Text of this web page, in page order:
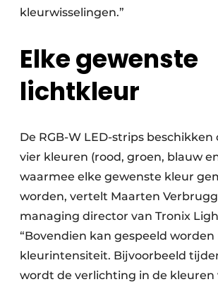
kleurwisselingen.”
Elke gewenste
lichtkleur
De RGB-W LED-strips beschikken
vier kleuren (rood, groen, blauw
waarmee elke gewenste kleur
worden, vertelt Maarten
managing director van Tronix
“Bovendien kan gespeeld
kleurintensiteit. Bijvoorbeeld
wordt de verlichting in de kleuren